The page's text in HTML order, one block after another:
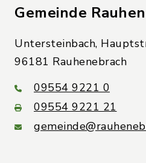
Gemeinde
Untersteinbach,
96181 Rauhenebrach
09554 9221 0
09554 9221 21